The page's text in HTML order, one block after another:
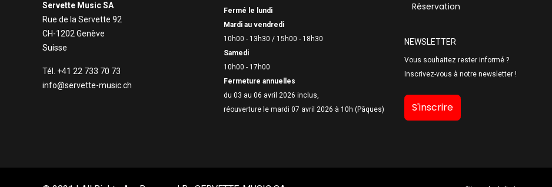
Servette Music SA
Rue de la Servette 92
CH-1202 Genève
Suisse
Tél. +41 22 733 70 73
info@servette-music.ch
Fermé le lundi
Mardi au vendredi
10h00 - 13h30 /15h00 - 18h30
Samedi
10h00 - 17h00
Fermeture annuelles
du 03 au 06 avril 2026 inclus,
réouverture le mardi 07 avril 2026 à 10h (Pâques)
Réservation
NEWSLETTER
Vous souhaitez rester informé ?
Inscrivez-vous à notre newsletter !
S'inscrire